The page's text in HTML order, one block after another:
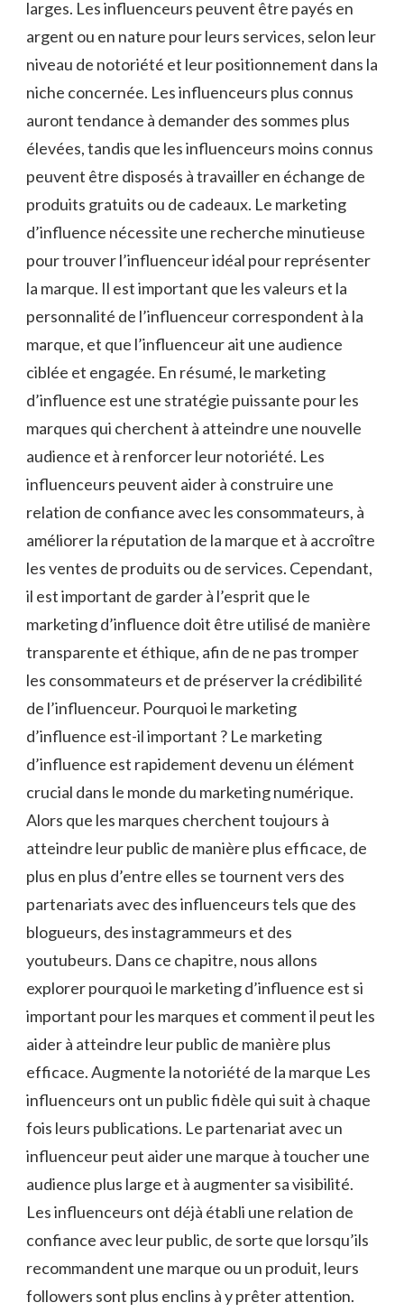
larges. Les influenceurs peuvent être payés en
argent ou en nature pour leurs services, selon leur
niveau de notoriété et leur positionnement dans la
niche concernée. Les influenceurs plus connus
auront tendance à demander des sommes plus
élevées, tandis que les influenceurs moins connus
peuvent être disposés à travailler en échange de
produits gratuits ou de cadeaux. Le marketing
d’influence nécessite une recherche minutieuse
pour trouver l’influenceur idéal pour représenter
la marque. Il est important que les valeurs et la
personnalité de l’influenceur correspondent à la
marque, et que l’influenceur ait une audience
ciblée et engagée. En résumé, le marketing
d’influence est une stratégie puissante pour les
marques qui cherchent à atteindre une nouvelle
audience et à renforcer leur notoriété. Les
influenceurs peuvent aider à construire une
relation de confiance avec les consommateurs, à
améliorer la réputation de la marque et à accroître
les ventes de produits ou de services. Cependant,
il est important de garder à l’esprit que le
marketing d’influence doit être utilisé de manière
transparente et éthique, afin de ne pas tromper
les consommateurs et de préserver la crédibilité
de l’influenceur. Pourquoi le marketing
d’influence est-il important ? Le marketing
d’influence est rapidement devenu un élément
crucial dans le monde du marketing numérique.
Alors que les marques cherchent toujours à
atteindre leur public de manière plus efficace, de
plus en plus d’entre elles se tournent vers des
partenariats avec des influenceurs tels que des
blogueurs, des instagrammeurs et des
youtubeurs. Dans ce chapitre, nous allons
explorer pourquoi le marketing d’influence est si
important pour les marques et comment il peut les
aider à atteindre leur public de manière plus
efficace. Augmente la notoriété de la marque Les
influenceurs ont un public fidèle qui suit à chaque
fois leurs publications. Le partenariat avec un
influenceur peut aider une marque à toucher une
audience plus large et à augmenter sa visibilité.
Les influenceurs ont déjà établi une relation de
confiance avec leur public, de sorte que lorsqu’ils
recommandent une marque ou un produit, leurs
followers sont plus enclins à y prêter attention.